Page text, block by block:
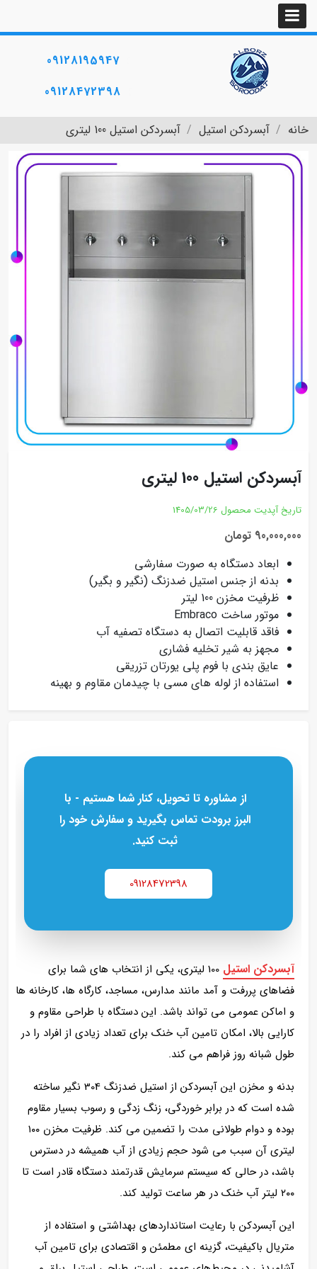
09128195947
09128472398
خانه آبسردکن استیل آبسردکن استیل 100 لیتری
آبسردکن استیل 100 لیتری
تاریخ آپدیت محصول 1405/03/26
90,000,000 تومان
ابعاد دستگاه به صورت سفارشی
بدنه از جنس استیل ضدزنگ (نگیر و بگیر)
ظرفیت مخزن 100 لیتر
موتور ساخت Embraco
فاقد قابلیت اتصال به دستگاه تصفیه آب
مجهز به شیر تخلیه فشاری
عایق‌ بندی با فوم پلی‌ یورتان تزریقی
استفاده از لوله‌ های مسی با چیدمان مقاوم و بهینه
از مشاوره تا تحویل، کنار شما هستیم - با
البرز برودت تماس بگیرید و سفارش خود را
ثبت کنید.
09128472398
آبسردکن استیل
100 لیتری، یکی از انتخاب های شما برای
فضاهای پررفت‌ و آمد مانند مدارس، مساجد، کارگاه‌ ها، کارخانه‌ ها
و اماکن عمومی می تواند باشد. این دستگاه با طراحی مقاوم و
کارایی بالا، امکان تامین آب خنک برای تعداد زیادی از افراد را در
طول شبانه‌ روز فراهم می‌ کند.
بدنه و مخزن این آبسردکن از استیل ضدزنگ 304 نگیر ساخته
شده است که در برابر خوردگی، زنگ‌ زدگی و رسوب بسیار مقاوم
بوده و دوام طولانی‌ مدت را تضمین می‌ کند. ظرفیت مخزن ۱۰۰
لیتری آن سبب می‌ شود حجم زیادی از آب همیشه در دسترس
باشد، در حالی که سیستم سرمایش قدرتمند دستگاه قادر است تا
۲۰۰ لیتر آب خنک در هر ساعت تولید کند.
این آبسردکن با رعایت استانداردهای بهداشتی و استفاده از
متریال باکیفیت، گزینه‌ ای مطمئن و اقتصادی برای تامین آب